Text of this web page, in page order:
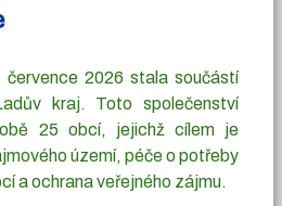
2026 stala součástí
kraj. Toto společenství
25 obcí, jejichž cílem je
území, péče o potřeby
a ochrana veřejného zájmu.